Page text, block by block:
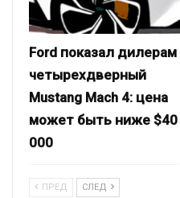
Ford показал дилерам
четырехдверный
Mustang Mach 4: цена
может быть ниже $40
000
ПРЕД СЛЕД